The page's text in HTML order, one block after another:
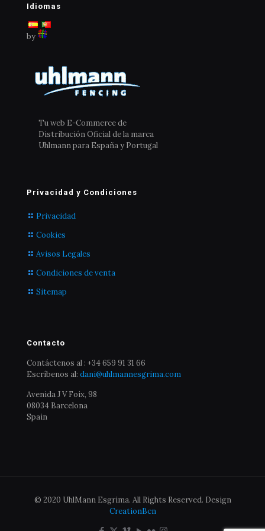
Idiomas
by
Tu web E-Commerce de
Distribución Oficial de la marca
Uhlmann para España y Portugal
Privacidad y Condiciones
Privacidad
Cookies
Avisos Legales
Condiciones de venta
Sitemap
Contacto
Contáctenos al : +34 659 91 31 66
Escríbenos al: dani@uhlmannesgrima.com
Avenida J V Foix, 98
08034 Barcelona
Spain
© 2020 UhlMann Esgrima. All Rights Reserved. Design
CreationBcn